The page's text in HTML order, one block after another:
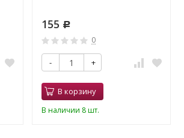
155 Р
0
- +
В корзину
В наличии 8 шт.